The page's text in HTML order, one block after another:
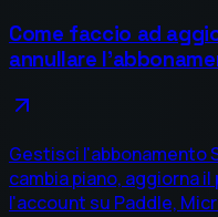
Come faccio ad
annullare
Gestisci l'abbonamento
cambia piano, aggiorna
l'account su Paddle,